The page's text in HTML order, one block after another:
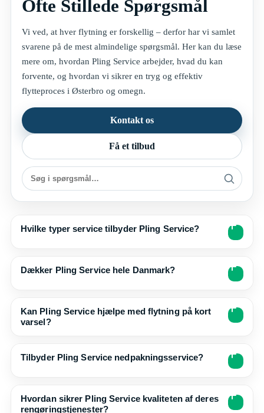
Ofte Stillede Spørgsmål
Vi ved, at hver flytning er forskellig – derfor har vi samlet
svarene på de mest almindelige spørgsmål. Her kan du læse
mere om, hvordan Pling Service arbejder, hvad du kan
forvente, og hvordan vi sikrer en tryg og effektiv
flytteproces i Østerbro og omegn.
Kontakt os
Få et tilbud
Hvilke typer service tilbyder Pling Service?
Dækker Pling Service hele Danmark?
Kan Pling Service hjælpe med flytning på kort
varsel?
Tilbyder Pling Service nedpakningsservice?
Hvordan sikrer Pling Service kvaliteten af deres
rengøringstjenester?